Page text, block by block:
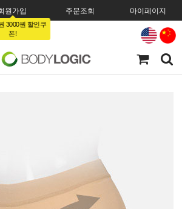
원가입
3000원 할인쿠
폰!
주문조회 마이페이지